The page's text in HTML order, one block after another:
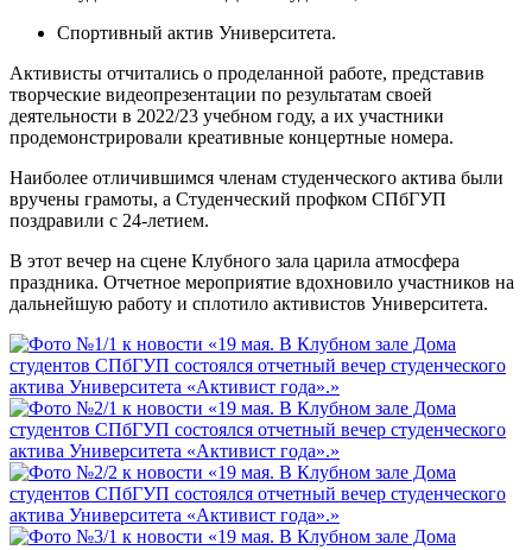
Спортивный актив Университета.
Активисты отчитались о проделанной работе, представив
творческие видеопрезентации по результатам своей
деятельности в 2022/23 учебном году, а их участники
продемонстрировали креативные концертные номера.
Наиболее отличившимся членам студенческого актива были
вручены грамоты, а Студенческий профком СПбГУП
поздравили с 24-летием.
В этот вечер на сцене Клубного зала царила атмосфера
праздника. Отчетное мероприятие вдохновило участников на
дальнейшую работу и сплотило активистов Университета.